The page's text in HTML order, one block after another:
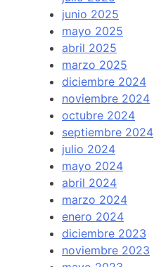
junio 2025
mayo 2025
abril 2025
marzo 2025
diciembre 2024
noviembre 2024
octubre 2024
septiembre 2024
julio 2024
mayo 2024
abril 2024
marzo 2024
enero 2024
diciembre 2023
noviembre 2023